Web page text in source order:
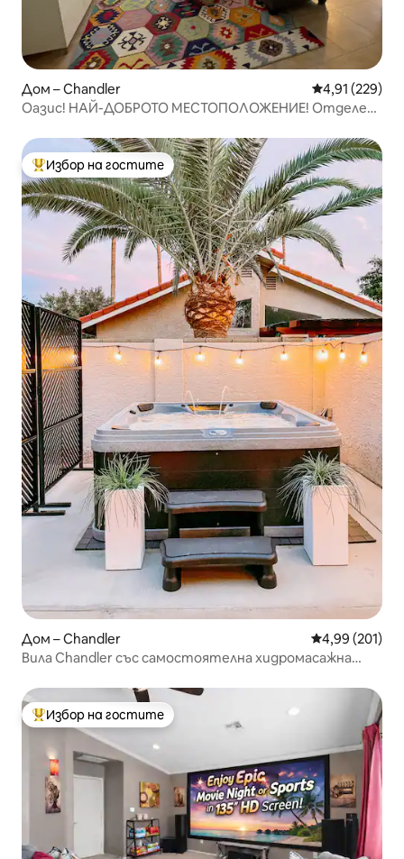
Дом – Chandler Средна
4,91 (229)
Оазис! НАЙ-ДОБРОТО МЕСТОПОЛОЖЕНИЕ! Отделен
Най-популярен избор на гостите
Избор на гостите
Дом – Chandler Средна
4,99 (201)
Вила Chandler със самостоятелна хидромасажна
Най-популярен избор на гостите
Избор на гостите